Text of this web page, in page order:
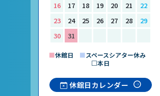
16 17 18 19 20 21
22
23
24 25 26 27 28
29
30
31
■休館日 ■スペースシアター休み
□本日
休館日カレンダー